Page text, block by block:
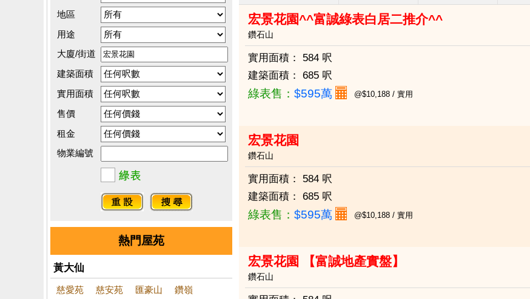
地區
用途
大廈/街道
建築面積
實用面積
售價
租金
物業編號
熱門屋苑
黃大仙
慈愛苑 慈安苑 匯豪山
鑽嶺
宏景花園^^富誠綠表白居二推介^^
鑽石山
實用面積：
584 呎
建築面積：
685 呎
綠表售： $595萬 @$10,188 / 實用
宏景花園
鑽石山
實用面積：
584 呎
建築面積：
685 呎
綠表售： $595萬 @$10,188 / 實用
宏景花園 【富誠地產實盤】
鑽石山